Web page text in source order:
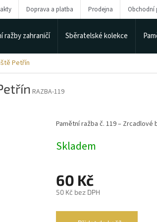
Doprava a platba Prodejna Obchodní
ražby zahraničí Sběratelské kolekce
Petřín
RAZBA-119
60 Kč
50 Kč bez DPH
Skladem
Pamětní ražba č. 119 – Zrcadlové